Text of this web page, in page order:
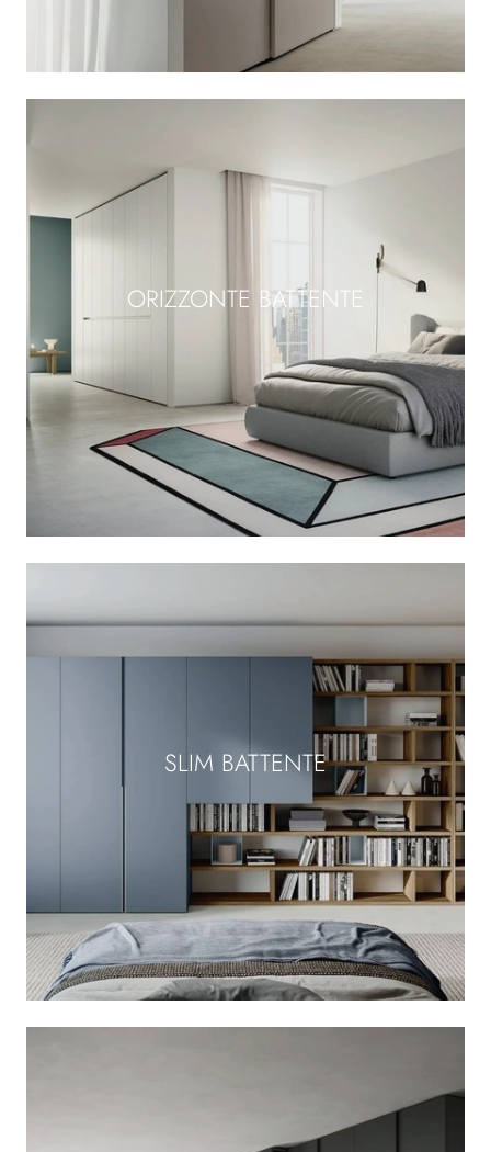
ORIZZONTE BATTENTE
SLIM BATTENTE